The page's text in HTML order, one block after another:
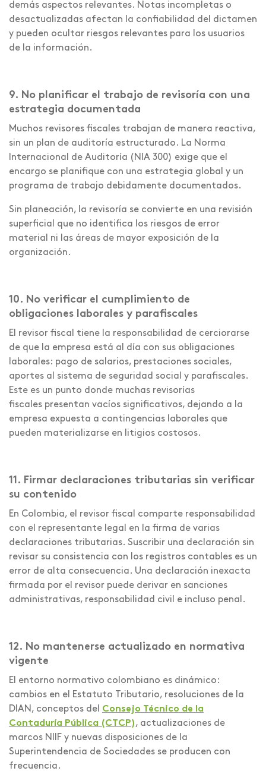
demás aspectos relevantes. Notas incompletas o
desactualizadas afectan la confiabilidad del dictamen
y pueden ocultar riesgos relevantes para los usuarios
de la información.
9. No planificar el trabajo de revisoría con una
estrategia documentada
Muchos revisores fiscales trabajan de manera reactiva,
sin un plan de auditoría estructurado. La Norma
Internacional de Auditoría (NIA 300) exige que el
encargo se planifique con una estrategia global y un
programa de trabajo debidamente documentados.
Sin planeación, la revisoría se convierte en una revisión
superficial que no identifica los riesgos de error
material ni las áreas de mayor exposición de la
organización.
10. No verificar el cumplimiento de
obligaciones laborales y parafiscales
El revisor fiscal tiene la responsabilidad de cerciorarse
de que la empresa está al día con sus obligaciones
laborales: pago de salarios, prestaciones sociales,
aportes al sistema de seguridad social y parafiscales.
Este es un punto donde muchas revisorías
fiscales presentan vacíos significativos, dejando a la
empresa expuesta a contingencias laborales que
pueden materializarse en litigios costosos.
11. Firmar declaraciones tributarias sin verificar
su contenido
En Colombia, el revisor fiscal comparte responsabilidad
con el representante legal en la firma de varias
declaraciones tributarias. Suscribir una declaración sin
revisar su consistencia con los registros contables es un
error de alta consecuencia. Una declaración inexacta
firmada por el revisor puede derivar en sanciones
administrativas, responsabilidad civil e incluso penal.
12. No mantenerse actualizado en normativa
vigente
El entorno normativo colombiano es dinámico:
cambios en el Estatuto Tributario, resoluciones de la
DIAN, conceptos del Consejo Técnico de la
Contaduría Pública (CTCP), actualizaciones de
marcos NIIF y nuevas disposiciones de la
Superintendencia de Sociedades se producen con
frecuencia.